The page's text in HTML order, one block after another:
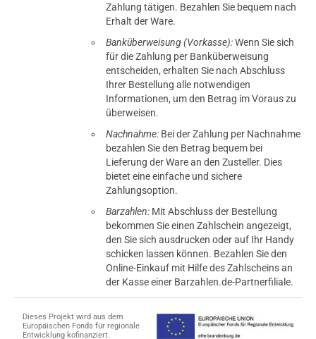
verifizierter Onlinekauf.
Kontakt. Mit einer Verlängerung hat\'s dann geklappt.
20.04.2020 — viaTrustedshops.de
verifizierter Onlinekauf.
Guter Geschmack! Hält sehr lange!
30.03.2020 — viaTrustedshops.de
verifizierter Onlinekauf.
Alles Top gelaufen, wie immer.?
Zahlung tätigen. Bezahlen Sie bequem nach
Erhalt der Ware.
Banküberweisung (Vorkasse):Wenn Sie sich
für die Zahlung per Banküberweisung
entscheiden, erhalten Sie nach Abschluss
Ihrer Bestellung alle notwendigen
Informationen, um den Betrag im Voraus zu
überweisen.
Nachnahme: Bei der Zahlung per Nachnahme
bezahlen Sie den Betrag bequem bei
Lieferung der Ware an den Zusteller. Dies
bietet eine einfache und sichere
Zahlungsoption.
Barzahlen: Mit Abschluss der Bestellung
bekommen Sie einen Zahlschein angezeigt,
den Sie sich ausdrucken oder auf Ihr Handy
schicken lassen können. Bezahlen Sie den
Online-Einkauf mit Hilfe des Zahlscheins an
der Kasse einer Barzahlen.de-Partnerfiliale.
Dieses Projekt wird aus dem
Europäischen Fonds für regionale
Entwicklung kofinanziert.